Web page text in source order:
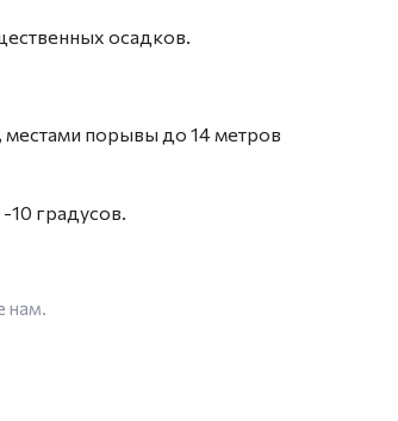
осадков.
местами порывы до 14 метров
10 градусов.
нам.